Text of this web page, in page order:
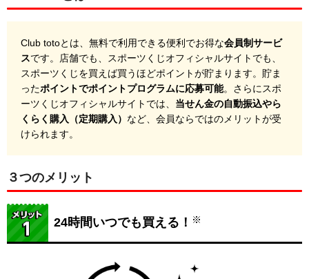
Club totoとは、無料で利用できる便利でお得な会員制サービ
スです。店舗でも、スポーツくじオフィシャルサイトでも、
スポーツくじを買えば買うほどポイントが貯まります。貯ま
ったポイントでポイントプログラムに応募可能。さらにスポ
ーツくじオフィシャルサイトでは、 当せん金の自動振込やら
くらく購入（定期購入） など、会員ならではのメリットが受
けられます。
３つのメリット
24時間いつでも買える！ ※